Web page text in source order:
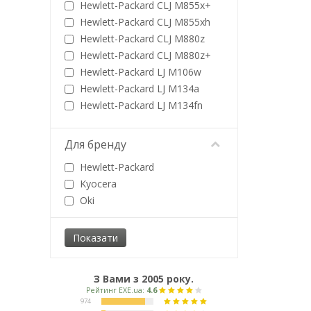
200 стр
2000 стр
205 стр
21 000 стр
210 стр
2100 стр
220 стр
2300 стр
235 стр
24 000 стр
2400 стр
244 стр
25 000 стр
250 стр
2600 стр
2700 стр
Star
Xerox
Hewlett-Packard CLJ M855x+
Hewlett-Packard CLJ M855xh
Hewlett-Packard CLJ M880z
Hewlett-Packard CLJ M880z+
Hewlett-Packard LJ M106w
Hewlett-Packard LJ M134a
Hewlett-Packard LJ M134fn
Hewlett-Packard LJ Pro M227
Для бренду
Hewlett-Packard
Kyocera
Oki
З Вами з 2005 року.